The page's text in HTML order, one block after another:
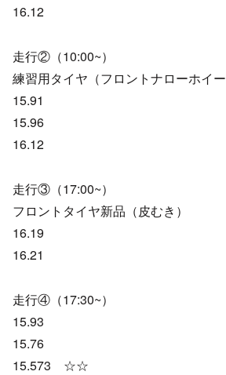
16.12
走行②（10:00~）
練習用タイヤ（フロントナローホイー
15.91
15.96
16.12
走行③（17:00~）
フロントタイヤ新品（皮むき）
16.19
16.21
走行④（17:30~）
15.93
15.76
15.573 ☆☆